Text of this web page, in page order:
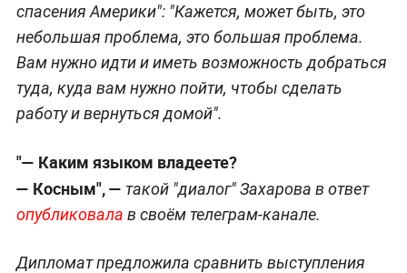
спасения Америки": "Кажется, может быть, это
небольшая проблема, это большая проблема.
Вам нужно идти и иметь возможность добраться
туда, куда вам нужно пойти, чтобы сделать
работу и вернуться домой".
"— Каким языком владеете?
— Косным", — такой "диалог" Захарова в ответ
опубликовала в своём телеграм-канале.
Дипломат предложила сравнить выступления